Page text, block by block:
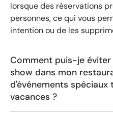
lorsque des réservations
personnes, ce qui vous
intention ou de les
Comment puis-je
show dans mon
d'événements spéciaux
vacances ?